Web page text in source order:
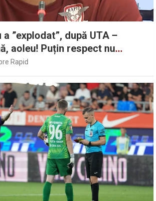
a ”explodat”, după UTA –
aoleu! Puțin respect nu
Rapid